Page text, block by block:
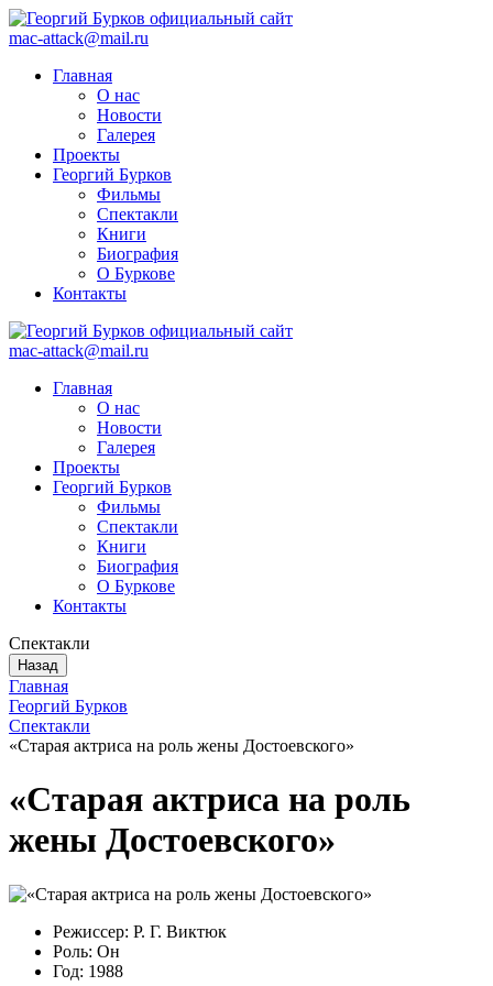
mac-attack@mail.ru
Главная
О нас
Новости
Галерея
Проекты
Георгий Бурков
Фильмы
Спектакли
Книги
Биография
О Буркове
Контакты
mac-attack@mail.ru
Главная
О нас
Новости
Галерея
Проекты
Георгий Бурков
Фильмы
Спектакли
Книги
Биография
О Буркове
Контакты
Спектакли
Назад
Главная
Георгий Бурков
Спектакли
«Старая актриса на роль жены Достоевского»
«Старая актриса на роль
жены Достоевского»
Режиссер: Р. Г. Виктюк
Роль: Он
Год: 1988